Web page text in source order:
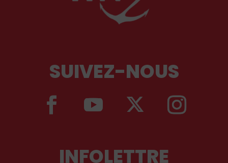
SUIVEZ-NOUS
INFOLETTRE